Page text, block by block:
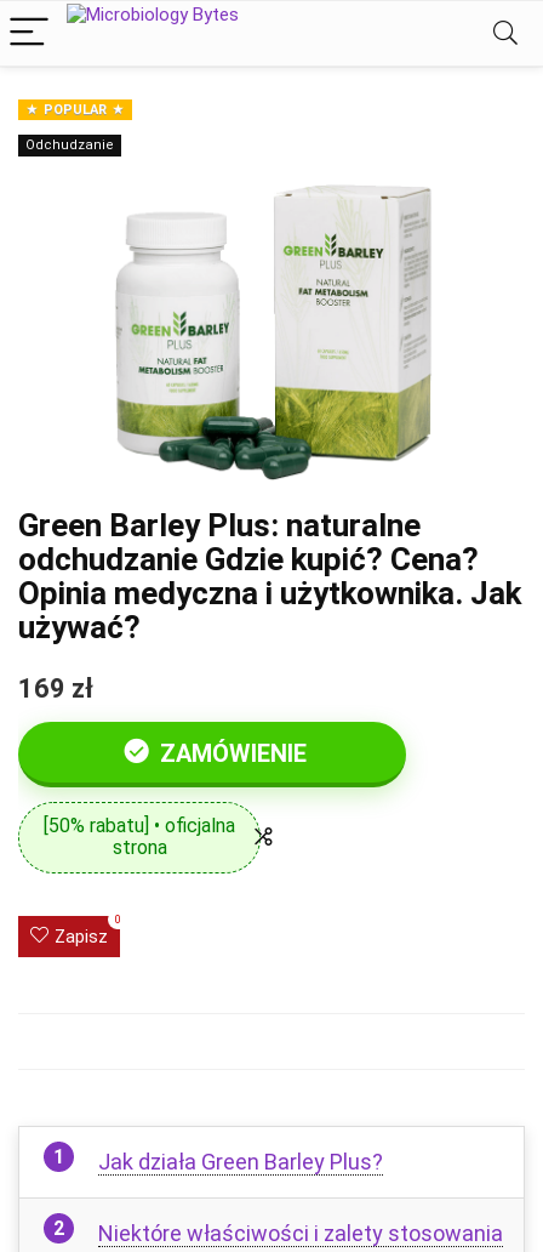
POPULAR
Odchudzanie
Green Barley Plus: naturalne
odchudzanie Gdzie kupić? Cena?
Opinia medyczna i użytkownika. Jak
używać?
169 zł
ZAMÓWIENIE
[50% rabatu] • oficjalna
strona
Zapisz
0
Jak działa Green Barley Plus?
Niektóre właściwości i zalety stosowania